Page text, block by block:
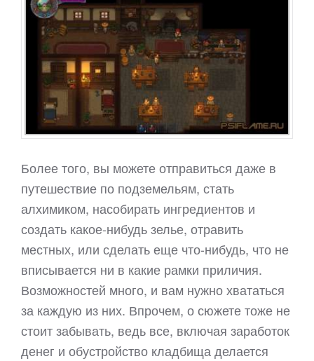
Более того, вы можете отправиться даже в
путешествие по подземельям, стать
алхимиком, насобирать ингредиентов и
создать какое-нибудь зелье, отравить
местных, или сделать еще что-нибудь, что не
вписывается ни в какие рамки приличия.
Возможностей много, и вам нужно хвататься
за каждую из них. Впрочем, о сюжете тоже не
стоит забывать, ведь все, включая заработок
денег и обустройство кладбища делается